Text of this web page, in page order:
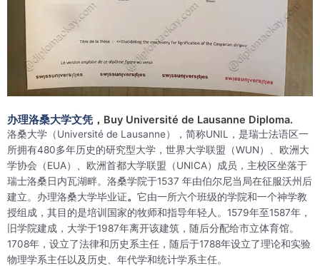
办理洛桑大学文凭 ，Buy Université de Lausanne Diploma.
洛桑大学（Université de Lausanne），简称UNIL，是瑞士法语区一
所拥有480多年历史的研究型大学，世界大学联盟（WUN）、欧洲大
学协会（EUA）、欧洲首都大学联盟（UNICA）成员，主校区坐落于
瑞士洛桑日内瓦湖畔。洛桑学院于1537 年由伯尔尼当局在征服沃州后
建立。办理洛桑大学毕业证。 它由一所六个班级的学院和一个神学教
授组成，其目的是培训国家的牧师和指导年轻人。1579年至1587年，
旧学院建成，大学于1987年离开该建筑，随后分配给市立体育馆。
1708年，设立了法律和历史系主任，随后于1788年设立了理论和实验
物理学系主任以及历史、年代学和统计学系主任。